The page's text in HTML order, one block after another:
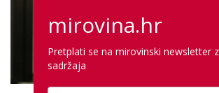
mirovina.hr
Pretplati se na mirovinski newsletter
sadržaja